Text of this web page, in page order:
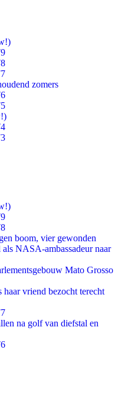
zomers
boom, vier gewonden
NASA-ambassadeur naar
Mato Grosso
haar vriend bezocht terecht
na golf van diefstal en